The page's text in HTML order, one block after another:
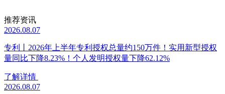
推荐资讯
2026.08.07
专利丨2026年上半年专利授权总量约150万件！实用新型授权
量同比下降8.23%！个人发明授权量下降62.12%
了解详情
2026.08.07